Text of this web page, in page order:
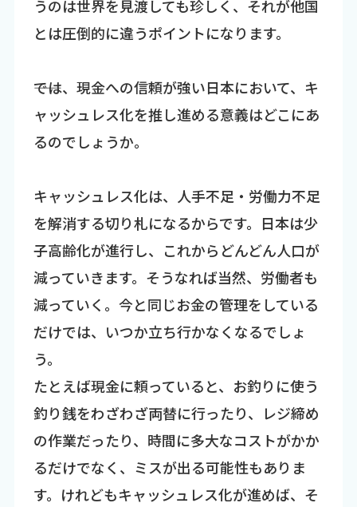
うのは世界を見渡しても珍しく、それが他国
とは圧倒的に違うポイントになります。
――では、現金への信頼が強い日本において、キ
ャッシュレス化を推し進める意義はどこにあ
るのでしょうか。
キャッシュレス化は、人手不足・労働力不足
を解消する切り札になるからです。日本は少
子高齢化が進行し、これからどんどん人口が
減っていきます。そうなれば当然、労働者も
減っていく。今と同じお金の管理をしている
だけでは、いつか立ち行かなくなるでしょ
う。
たとえば現金に頼っていると、お釣りに使う
釣り銭をわざわざ両替に行ったり、レジ締め
の作業だったり、時間に多大なコストがかか
るだけでなく、ミスが出る可能性もありま
す。けれどもキャッシュレス化が進めば、そ